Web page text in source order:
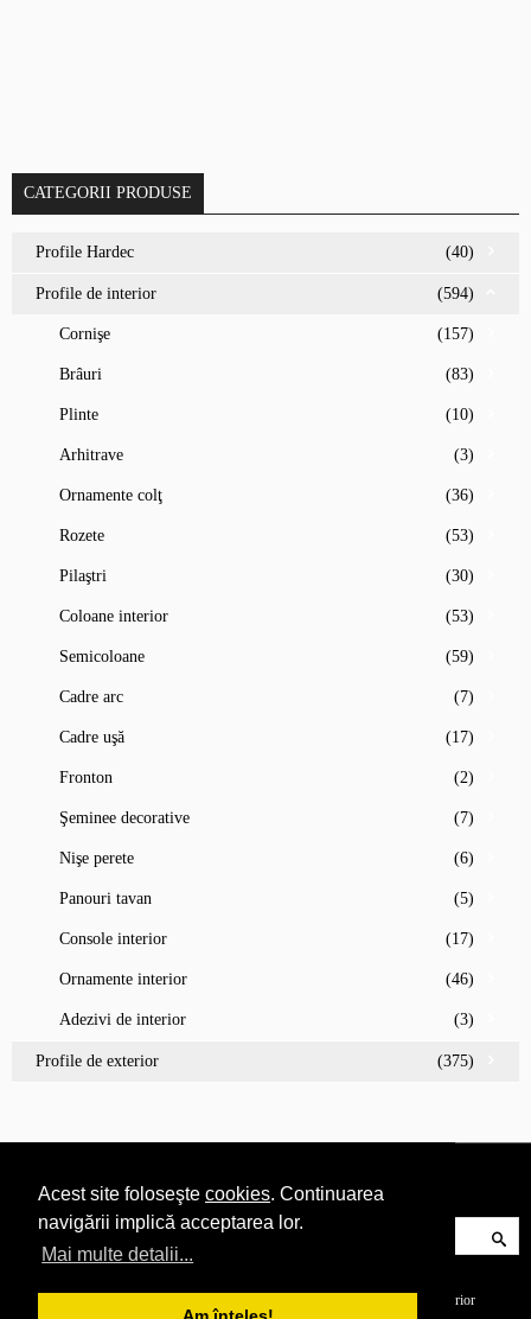
Acest site foloseşte cookies. Continuarea
navigării implică acceptarea lor.
Mai multe detalii...
CATEGORII PRODUSE
Profile Hardec (40)
Profile de interior (594)
Cornişe (157)
Brâuri (83)
Plinte (10)
Arhitrave (3)
Ornamente colţ (36)
Rozete (53)
Pilaştri (30)
Coloane interior (53)
Semicoloane (59)
Cadre arc (7)
Cadre uşă (17)
Fronton (2)
Şeminee decorative (7)
Nişe perete (6)
Panouri tavan (5)
Console interior (17)
Ornamente interior (46)
Adezivi de interior (3)
Profile de exterior (375)
Profile decorative pentru interior și exterior